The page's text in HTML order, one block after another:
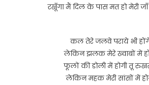
रखूँगा मैं दिल के पास मत हो मेरी जाँ
कल तेरे जलवे पराये भी
लेकिन झलक मेरे ख्वाबों में
फूलों की डोली में होगी तू
लेकिन महक मेरी सांसों में